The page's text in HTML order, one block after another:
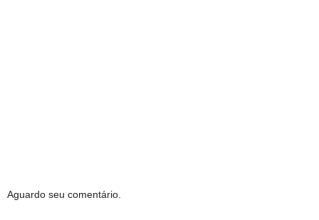
Aguardo seu comentário.